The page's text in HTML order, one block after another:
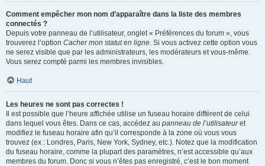
Comment empêcher mon nom d’apparaître dans la liste des membres
connectés ?
Depuis votre panneau de l’utilisateur, onglet « Préférences du forum », vous
trouverez l’option Cacher mon statut en ligne. Si vous activez cette option vous
ne serez visible que par les administrateurs, les modérateurs et vous-même.
Vous serez compté parmi les membres invisibles.
Haut
Les heures ne sont pas correctes !
Il est possible que l’heure affichée utilise un fuseau horaire différent de celui
dans lequel vous êtes. Dans ce cas, accédez au panneau de l’utilisateuret
modifiez le fuseau horaire afin qu’il corresponde à la zone où vous vous
trouvez (ex : Londres, Paris, New York, Sydney, etc.). Notez que la modification
du fuseau horaire, comme la plupart des paramètres, n’est accessible qu’aux
membres du forum. Donc si vous n’êtes pas enregistré, c’est le bon moment